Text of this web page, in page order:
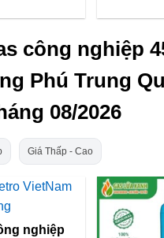
công nghiệp
Phú Trung
08/2026
Giá Thấp - Cao
nghiệp